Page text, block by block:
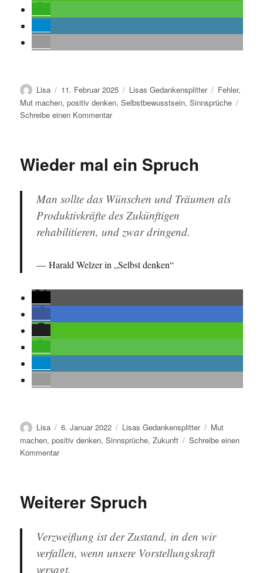
Autor
Lisa
Veröffentlicht
am
11. Februar 2025 Kategorien
Lisas Gedankensplitter Schlagwörter
Fehler,
Mut machen,positiv denken,Selbstbewusstsein,Sinnsprüche
Schreibe einen Kommentarzu
Spruch
Wieder mal ein Spruch
Man sollte das Wünschen und Träumen als
Produktivkräfte des Zukünftigen
rehabilitieren, und zwar dringend.
Harald Welzer in „Selbst denken“
Autor
Lisa
Veröffentlicht
am
6. Januar 2022 Kategorien
Lisas Gedankensplitter Schlagwörter
Mut
machen,positiv denken,Sinnsprüche,Zukunft
Schreibe einen
Kommentarzu
Spruch
Weiterer Spruch
Verzweiflung ist der Zustand, in den wir
verfallen, wenn unsere Vorstellungskraft
versagt.